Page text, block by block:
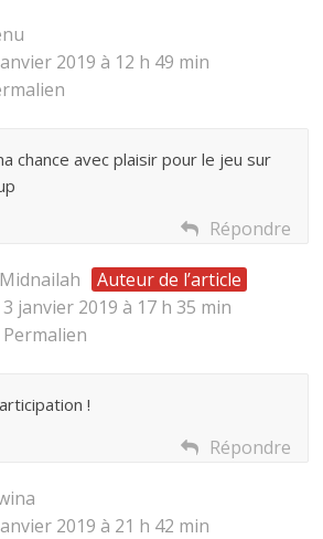
2019 à 12 h 49 min
chance avec plaisir pour le jeu sur
Répondre
Midnailah
Auteur de l’article
3 janvier 2019 à 17 h 35 min
Permalien
!
Répondre
2019 à 21 h 42 min